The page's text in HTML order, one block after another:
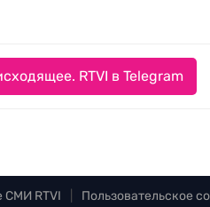
RTVI в Telegram
СМИ RTVI Пользовательское